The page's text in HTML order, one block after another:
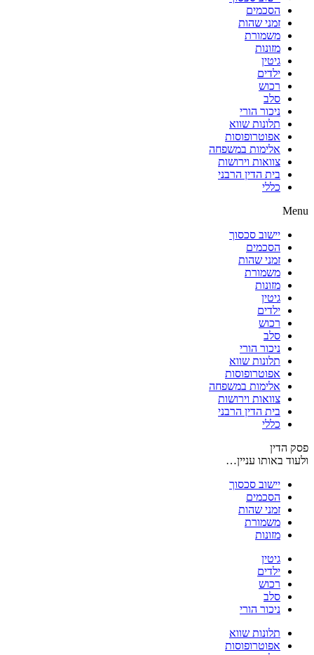
הסכמים
זמני שהות
משמורת
מזונות
גיטין
ילדים
רכוש
סלב
ניכור הורי
תלונות שווא
אפוטרופוסות
אלימות במשפחה
צוואות וירושות
בית הדין הרבני
כללי
Menu
יישוב סכסוך
הסכמים
זמני שהות
משמורת
מזונות
גיטין
ילדים
רכוש
סלב
ניכור הורי
תלונות שווא
אפוטרופוסות
אלימות במשפחה
צוואות וירושות
בית הדין הרבני
כללי
פסק הדין
ולעוד באותו עניין…
יישוב סכסוך
הסכמים
זמני שהות
משמורת
מזונות
גיטין
ילדים
רכוש
סלב
ניכור הורי
תלונות שווא
אפוטרופוסות